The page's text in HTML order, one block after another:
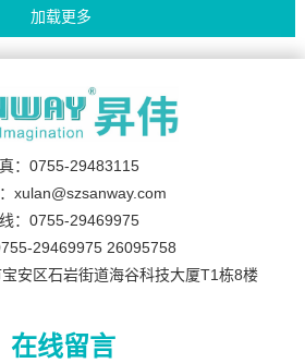
：0755-29483115
xulan@szsanway.com
：0755-29469975
29469975 26095758
安区石岩街道海谷科技大厦T1栋8楼
在线留言